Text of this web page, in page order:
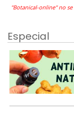
"Botanical-online" no
Especial